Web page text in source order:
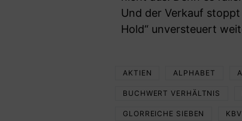
Und der Verkauf
Hold“ unversteuert
AKTIEN ALPHABET
BUCHWERT VERHÄLTNIS
GLORREICHE SIEBEN KBV